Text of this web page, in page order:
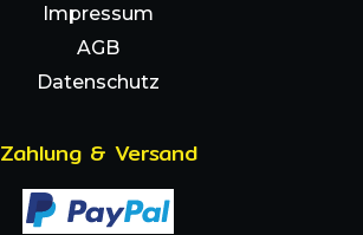
Impressum
AGB
Datenschutz
Zahlung & Versand